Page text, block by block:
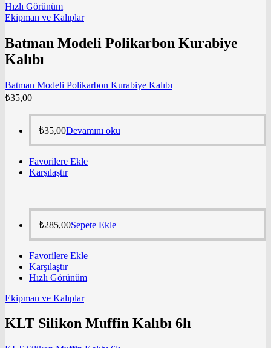
Hızlı Görünüm
Ekipman ve Kalıplar
Batman Modeli Polikarbon Kurabiye
Kalıbı
Batman Modeli Polikarbon Kurabiye Kalıbı
₺35,00
₺35,00Devamını oku
Favorilere Ekle
Karşılaştır
₺285,00Sepete Ekle
Favorilere Ekle
Karşılaştır
Hızlı Görünüm
Ekipman ve Kalıplar
KLT Silikon Muffin Kalıbı 6lı